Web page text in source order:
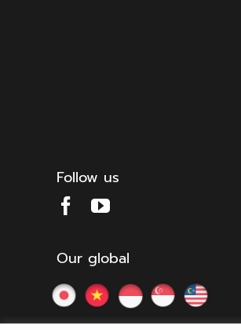
Follow us
Our global